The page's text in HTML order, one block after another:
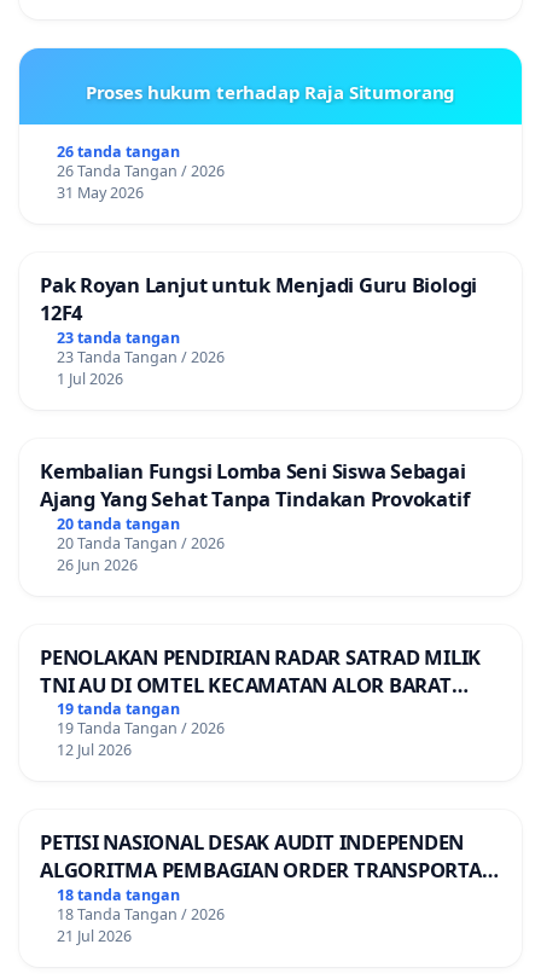
Proses hukum terhadap Raja Situmorang
26 tanda tangan
26 Tanda Tangan / 2026
31 May 2026
Pak Royan Lanjut untuk Menjadi Guru Biologi
12F4
23 tanda tangan
23 Tanda Tangan / 2026
1 Jul 2026
Kembalian Fungsi Lomba Seni Siswa Sebagai
Ajang Yang Sehat Tanpa Tindakan Provokatif
20 tanda tangan
20 Tanda Tangan / 2026
26 Jun 2026
PENOLAKAN PENDIRIAN RADAR SATRAD MILIK
TNI AU DI OMTEL KECAMATAN ALOR BARAT
LAUT, KABUPATEN ALOR
19 tanda tangan
19 Tanda Tangan / 2026
12 Jul 2026
PETISI NASIONAL DESAK AUDIT INDEPENDEN
ALGORITMA PEMBAGIAN ORDER TRANSPORTASI
ONLINE
18 tanda tangan
18 Tanda Tangan / 2026
21 Jul 2026